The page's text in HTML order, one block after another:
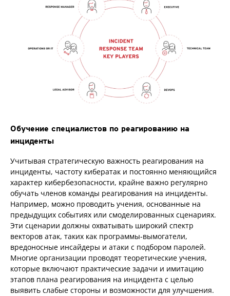
Обучение специалистов по реагированию на
инциденты
Учитывая стратегическую важность реагирования на
инциденты, частоту кибератак и постоянно меняющийся
характер кибербезопасности, крайне важно регулярно
обучать членов команды реагирования на инциденты.
Например, можно проводить учения, основанные на
предыдущих событиях или смоделированных сценариях.
Эти сценарии должны охватывать широкий спектр
векторов атак, таких как программы-вымогатели,
вредоносные инсайдеры и атаки с подбором паролей.
Многие организации проводят теоретические учения,
которые включают практические задачи и имитацию
этапов плана реагирования на инцидента с целью
выявить слабые стороны и возможности для улучшения.